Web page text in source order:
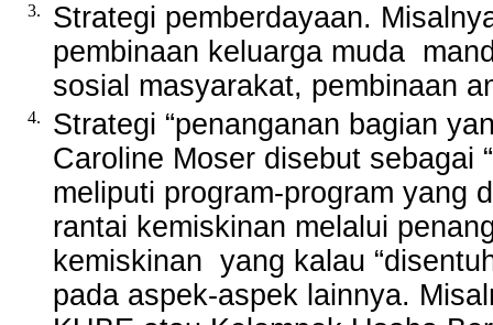
3.
Strategi pemberdayaan.
pembinaan keluarga muda
sosial masyarakat, pembinaan
4.
Strategi “penanganan bagian
Caroline Moser disebut sebagai
meliputi program-program yang
rantai kemiskinan melalui
kemiskinan yang kalau
pada aspek-aspek lainnya.